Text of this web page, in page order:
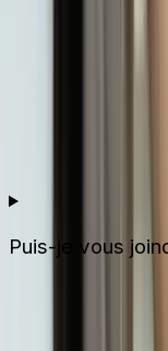
Puis-je vous